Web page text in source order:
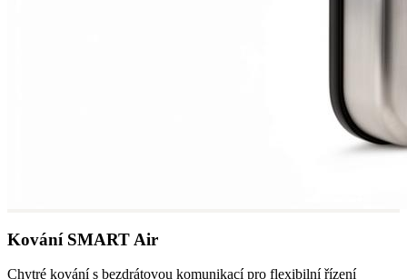
Kování SMART Air
Chytré kování s bezdrátovou komunikací pro flexibilní řízení